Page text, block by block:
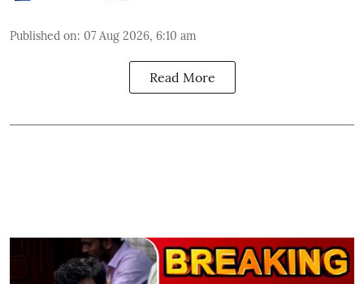
Published on: 07 Aug 2026, 6:10 am
Read More